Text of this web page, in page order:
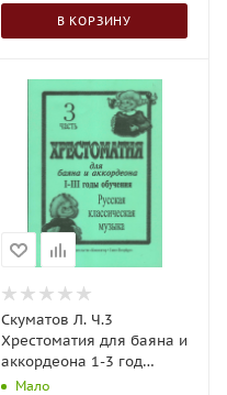
В КОРЗИНУ
Скуматов Л. Ч.3
Хрестоматия для баяна и
аккордеона 1-3 год
обучения
Мало